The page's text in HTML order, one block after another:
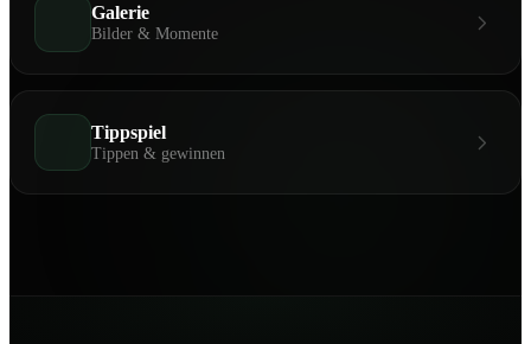
Galerie
Bilder & Momente
Tippspiel
Tippen & gewinnen